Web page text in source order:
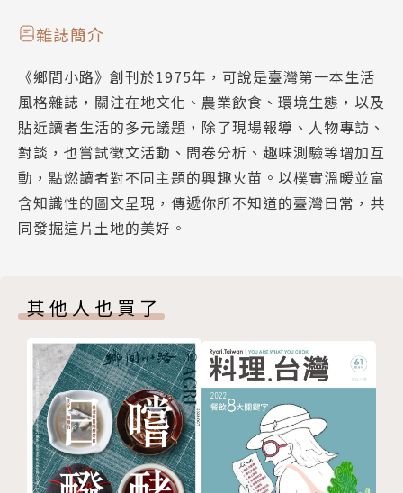
葉與藝｜皮革觀葉的迷你世界
植人祕境｜漫步蓮華池 望見葉的無窮樣態
植物系．食旅日誌｜慢時間的好滋味
隱味食肆｜滋味的軌跡
菜市人生場｜人人愛仁愛
島民觀察｜菊島喫風土：冬日餐桌最迷人的一品
神明好農情｜大路關石獅公三兄弟
織物記憶｜被人遺忘的田間黃金
異鄉人的療癒餐桌｜在英國煮一場臺灣尾牙（上）
每月書摘
讀後有感大聲說
雜誌簡介
《鄉間小路》創刊於1975年，可說是臺灣第一本生活
風格雜誌，關注在地文化、農業飲食、環境生態，以及
貼近讀者生活的多元議題，除了現場報導、人物專訪、
對談，也嘗試徵文活動、問卷分析、趣味測驗等增加互
動，點燃讀者對不同主題的興趣火苗。以樸實溫暖並富
含知識性的圖文呈現，傳遞你所不知道的臺灣日常，共
同發掘這片土地的美好。
其他人也買了